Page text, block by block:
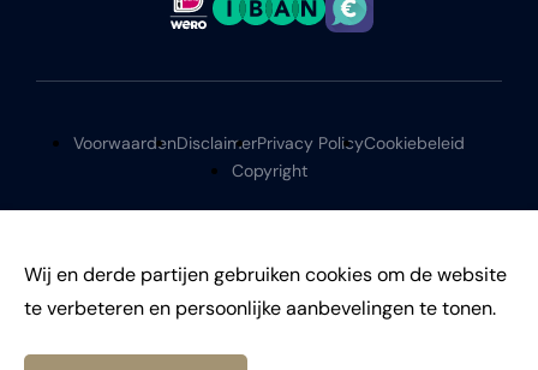
Wij en derde partijen gebruiken cookies om de website
te verbeteren en persoonlijke aanbevelingen te tonen.
VoorwaardenDisclaimerPrivacy PolicyCookiebeleid
Copyright